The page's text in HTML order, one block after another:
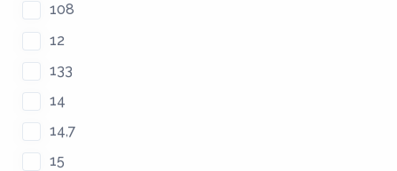
108
12
133
14
14,7
15